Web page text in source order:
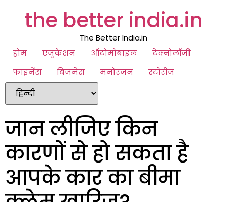
the better india.in
The Better India.in
होम
एजुकेशन ऑटोमोबाइल
टेक्नोलॉजी
फाइनेंस
बिज़नेस मनोरंजन स्टोरीज
जान लीजिए किन
कारणों से हो सकता है
आपके कार का बीमा